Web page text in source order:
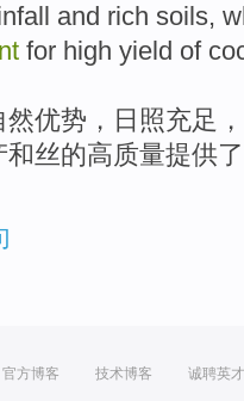
and rich soils,
for high yield of
然优势， 日照充足 ，
和丝的高质量提供
官方博客 技术博客 诚聘英才